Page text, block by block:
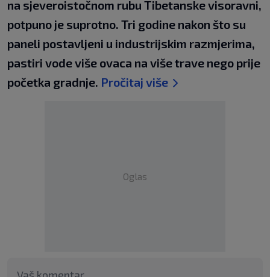
na sjeveroistočnom rubu Tibetanske visoravni,
potpuno je suprotno. Tri godine nakon što su
paneli postavljeni u industrijskim razmjerima,
pastiri vode više ovaca na više trave nego prije
početka gradnje. Pročitaj više
Oglas